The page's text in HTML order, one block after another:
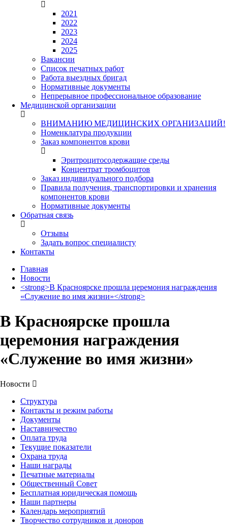
2021
2022
2023
2024
2025
Вакансии
Список печатных работ
Работа выездных бригад
Нормативные документы
Непрерывное профессиональное образование
Медицинской организации
ВНИМАНИЮ МЕДИЦИНСКИХ ОРГАНИЗАЦИЙ!
Номенклатура продукции
Заказ компонентов крови
Эритроцитосодержащие среды
Концентрат тромбоцитов
Заказ индивидуального подбора
Правила получения, транспортировки и хранения
компонентов крови
Нормативные документы
Обратная связь
Отзывы
Задать вопрос специалисту
Контакты
Главная
Новости
<strong>В Красноярске прошла церемония награждения
«Служение во имя жизни»</strong>
В Красноярске прошла
церемония награждения
«Служение во имя жизни»
Новости
Структура
Контакты и режим работы
Документы
Наставничество
Оплата труда
Текущие показатели
Охрана труда
Наши награды
Печатные материалы
Общественный Совет
Бесплатная юридическая помощь
Наши партнеры
Календарь мероприятий
Творчество сотрудников и доноров